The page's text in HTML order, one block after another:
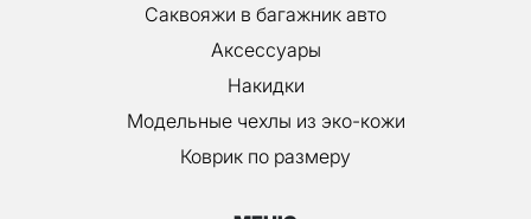
Саквояжи в багажник авто
Аксессуары
Накидки
Модельные чехлы из эко-кожи
Коврик по размеру